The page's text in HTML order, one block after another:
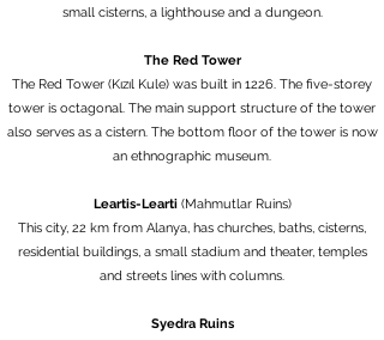
small cisterns, a lighthouse and a dungeon.
The Red Tower
The Red Tower (Kızıl Kule) was built in 1226. The five-storey
tower is octagonal. The main support structure of the tower
also serves as a cistern. The bottom floor of the tower is now
an ethnographic museum.
Leartis-Learti(Mahmutlar Ruins)
This city, 22 km from Alanya, has churches, baths, cisterns,
residential buildings, a small stadium and theater, temples
and streets lines with columns.
Syedra Ruins